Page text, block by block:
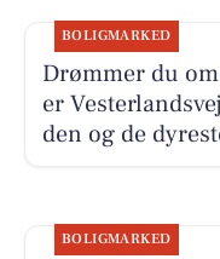
BOLIGMARKED
Drømmer du
er
den og de
BOLIGMARKED